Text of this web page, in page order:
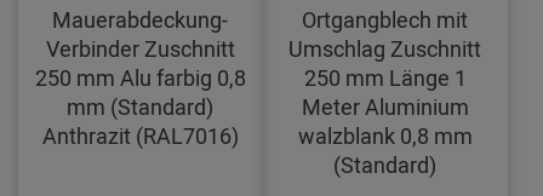
Mauerabdeckung-
Verbinder Zuschnitt
250 mm Alu farbig 0,8
mm (Standard)
Anthrazit (RAL7016)
Ortgangblech mit
Umschlag Zuschnitt
250 mm Länge 1
Meter Aluminium
walzblank 0,8 mm
(Standard)